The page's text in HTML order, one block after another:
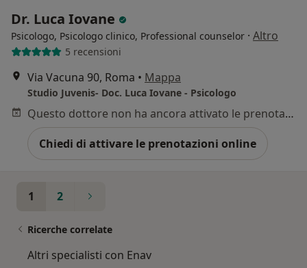
Dr. Luca Iovane
Psicologo, Psicologo clinico, Professional counselor · Altro
5 recensioni
Via Vacuna 90, Roma • Mappa
Studio Juvenis- Doc. Luca Iovane - Psicologo
Questo dottore non ha ancora attivato le prenotazioni online presso questo indirizzo.
Chiedi di attivare le prenotazioni online
1 2
Ricerche correlate
Altri specialisti con Enav